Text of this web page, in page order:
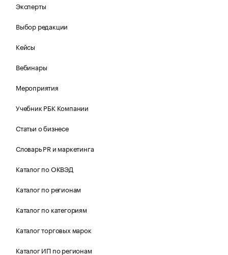
Эксперты
Выбор редакции
Кейсы
Вебинары
Мероприятия
Учебник РБК Компании
Статьи о бизнесе
Словарь PR и маркетинга
Каталог по ОКВЭД
Каталог по регионам
Каталог по категориям
Каталог торговых марок
Каталог ИП по регионам